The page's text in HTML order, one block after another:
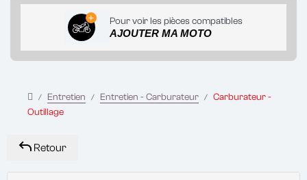
Pour voir les pièces compatibles
AJOUTER MA MOTO
Entretien Entretien - Carburateur
Carburateur -
Outillage
Retour